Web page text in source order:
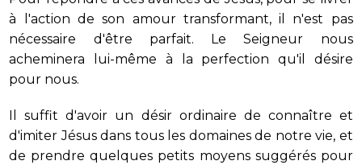
à l'action de son amour transformant, il n'est pas
nécessaire d'être parfait. Le Seigneur nous
acheminera lui-même à la perfection qu'il désire
pour nous.
Il suffit d'avoir un désir ordinaire de connaître et
d'imiter Jésus dans tous les domaines de notre vie, et
de prendre quelques petits moyens suggérés pour